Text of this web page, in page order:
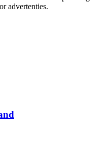
advertenties.